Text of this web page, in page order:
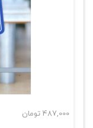
487,000 تومان